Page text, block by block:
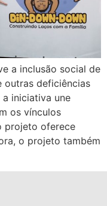
a inclusão social de
outras deficiências
iniciativa une
os vínculos
projeto oferece
o projeto também